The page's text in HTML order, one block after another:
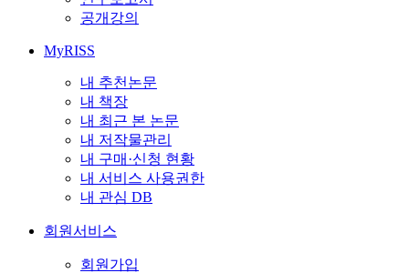
공개강의
MyRISS
내 추천논문
내 책장
내 최근 본 논문
내 저작물관리
내 구매·신청 현황
내 서비스 사용권한
내 관심 DB
회원서비스
회원가입